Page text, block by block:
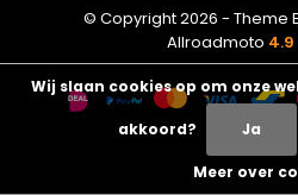
© Copyright 2026 - Theme
Allroadmoto 4.9
Wij slaan cookies op om onze
akkoord? Ja
Meer over